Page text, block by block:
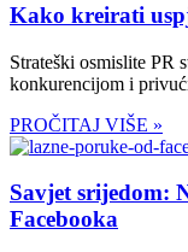
Kako kreirati
Strateški osmislite PR
konkurencijom i
PROČITAJ VIŠE »
Savjet srijedom:
Facebooka